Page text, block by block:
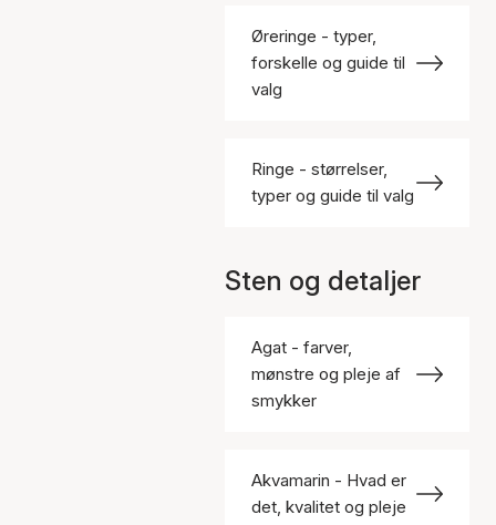
Øreringe - typer,
forskelle og guide til
valg
Ringe - størrelser,
typer og guide til valg
Sten og detaljer
Agat - farver,
mønstre og pleje af
smykker
Akvamarin - Hvad er
det, kvalitet og pleje